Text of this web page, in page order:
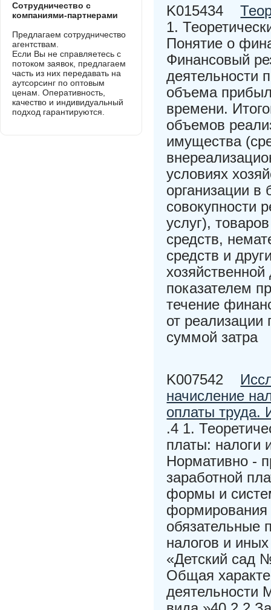
K015434
1.
Понятие о
Финансовый
деятельности
объема
времени.
объемов
имущества
условиях
организации в
совокупности
услуг),
средств,
средств и
показателем
течение
от реализации
суммой затра
K007542
начисление
оплаты труда.
.4 1.
платы: налоги
Нормативно -
заработной
формы и
формирования
обязательные
налогов и
«Детский сад
Общая
Сотрудничество с
компаниями-партнерами
Предлагаем сотрудничество
агентствам.
Если Вы не справляетесь с
потоком заявок, предлагаем
часть из них передавать на
аутсорсинг по оптовым
ценам. Оперативность,
качество и индивидуальный
подход гарантируются.